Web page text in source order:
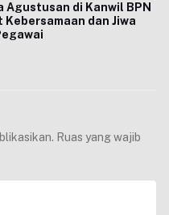
Agustusan di Kanwil BPN
dan Jiwa
Ruas yang wajib